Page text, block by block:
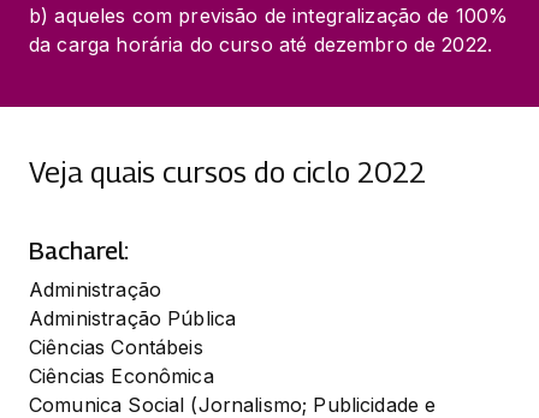
b) aqueles com previsão de integralização de 100%
da carga horária do curso até dezembro de 2022.
Veja quais cursos do ciclo 2022
Bacharel:
Administração
Administração Pública
Ciências Contábeis
Ciências Econômica
Comunica Social (Jornalismo; Publicidade e